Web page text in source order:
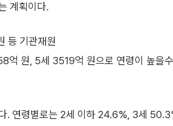
계획이다.
등 기관재원
원, 5세 3519억 원으로 연령이 높을
. 연령별로는 2세 이하 24.6%, 3세